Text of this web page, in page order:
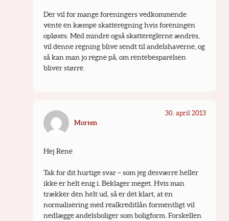
Der vil for mange foreningers vedkommende
vente en kæmpe skatteregning hvis foreningen
opløses. Med mindre også skattereglerne ændres,
vil denne regning blive sendt til andelshaverne, og
så kan man jo regne på, om rentebesparelsen
bliver større.
Morten
30. april 2013
Hej Rene
Tak for dit hurtige svar – som jeg desværre heller
ikke er helt enig i. Beklager meget. Hvis man
trækker den helt ud, så er det klart, at en
normalisering med realkreditlån formentligt vil
nedlægge andelsboliger som boligform. Forskellen